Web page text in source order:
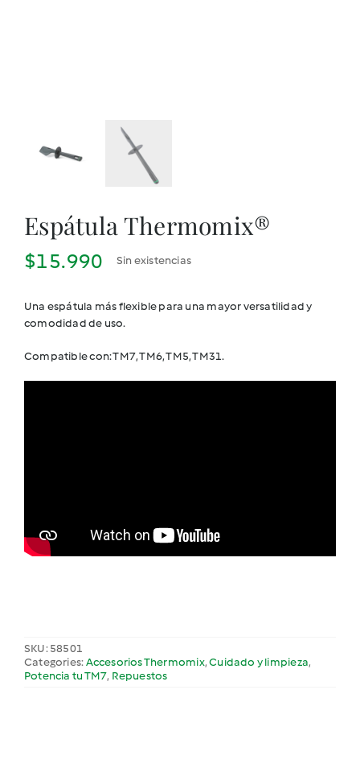
Espátula Thermomix®
$15.990 Sin existencias
Una espátula más flexible para una mayor versatilidad y
comodidad de uso.
Compatible con: TM7, TM6, TM5, TM31.
SKU:58501
Categories:Accesorios Thermomix,Cuidado y limpieza,
Potencia tu TM7, Repuestos